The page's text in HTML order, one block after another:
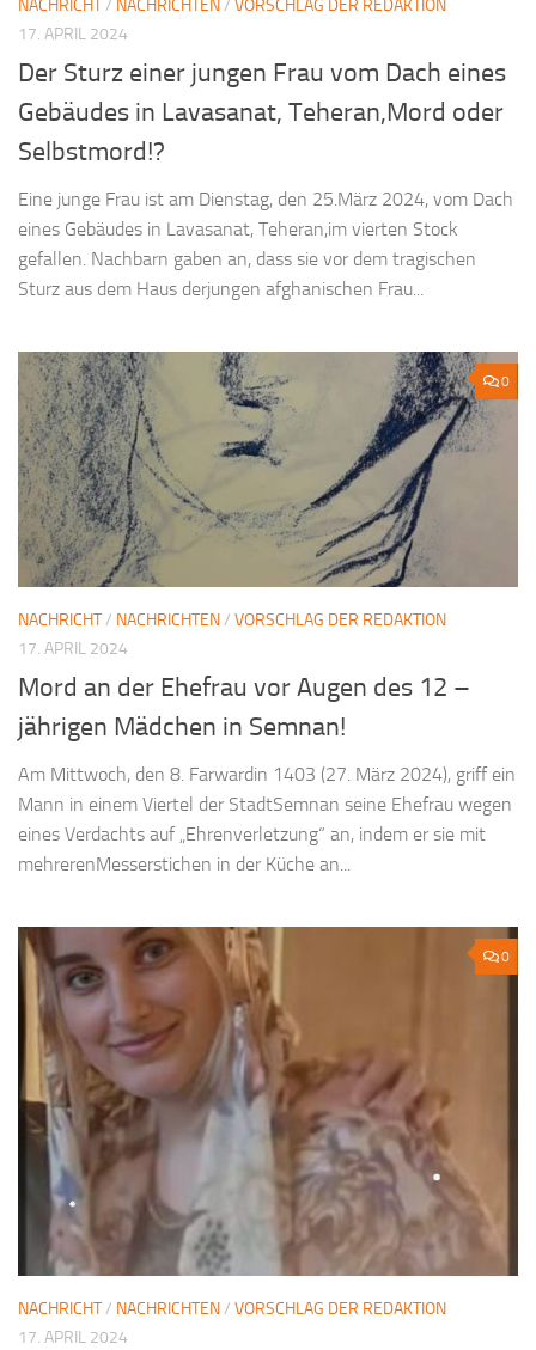
NACHRICHT / NACHRICHTEN / VORSCHLAG DER REDAKTION
17. APRIL 2024
Der Sturz einer jungen Frau vom Dach eines
Gebäudes in Lavasanat, Teheran,Mord oder
Selbstmord!?
Eine junge Frau ist am Dienstag, den 25.März 2024, vom Dach
eines Gebäudes in Lavasanat, Teheran,im vierten Stock
gefallen. Nachbarn gaben an, dass sie vor dem tragischen
Sturz aus dem Haus derjungen afghanischen Frau...
0
NACHRICHT/ NACHRICHTEN/ VORSCHLAG DER REDAKTION
17. APRIL 2024
Mord an der Ehefrau vor Augen des 12 –
jährigen Mädchen in Semnan!
Am Mittwoch, den 8. Farwardin 1403 (27. März 2024), griff ein
Mann in einem Viertel der StadtSemnan seine Ehefrau wegen
eines Verdachts auf „Ehrenverletzung“ an, indem er sie mit
mehrerenMesserstichen in der Küche an...
0
NACHRICHT/ NACHRICHTEN/ VORSCHLAG DER REDAKTION
17. APRIL 2024